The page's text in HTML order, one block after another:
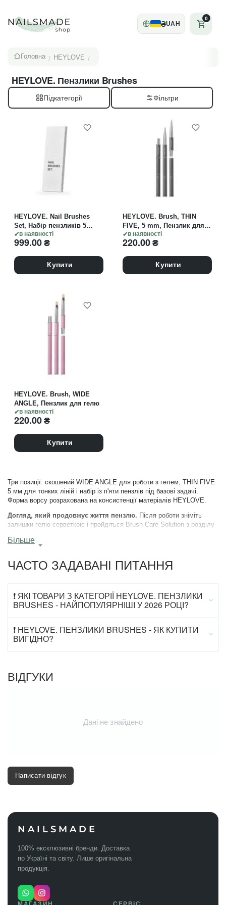
₴UAH
0
Головна / HEYLOVE /
HEYLOVE. Пензлики Brushes
Підкатегорії
Три позиції: скошений WIDE ANGLE для роботи з гелем, THIN FIVE
5 мм для тонких ліній і набір із п'яти пензлів під базові задачі.
Форма ворсу розрахована на консистенції матеріалів HEYLOVE.
Догляд, який продовжує життя пензлю. Після роботи зніміть
залишки гелю серветкою і пройдіться Brush Care Solution з розділу
ультрафіолету, інакше залишки гелю у ворсі затвердіють.
ЯКИЙ ПЕНЗЕЛЬ ДЛЯ БІЛДЕР-ГЕЛЮ?
WIDE ANGLE. Скошений край дає контроль у викладці й у зоні
кутикули.
THIN FIVE, 5 мм. Тримає лінію без розпушування.
ЩО В НАБОРІ З П'ЯТИ ПЕНЗЛІВ?
базові сценарії без добирання поштучно.
Більше
ЧАСТО ЗАДАВАНІ ПИТАННЯ
❗ ЯКІ ТОВАРИ З КАТЕГОРІЇ HEYLOVE. ПЕНЗЛИКИ
BRUSHES - НАЙПОПУЛЯРНІШІ У 2026 РОЦІ?
❗ HEYLOVE. ПЕНЗЛИКИ BRUSHES - ЯК КУПИТИ
ВИГІДНО?
в наявності
HEYLOVE. Nail Brushes
Set, Набір пензликів 5
штук
999.00₴
Купити
в наявності
HEYLOVE. Brush, THIN
FIVE, 5 mm, Пензлик для
тонких ліній
220.00₴
Купити
в наявності
HEYLOVE. Brush, WIDE
ANGLE, Пензлик для гелю
220.00₴
Купити
ВІДГУКИ
Дані не знайдено
Написати відгук
NAILSMADE
100% ексклюзивні бренди. Доставка
по Україні та світу. Лише оригінальна
продукція.